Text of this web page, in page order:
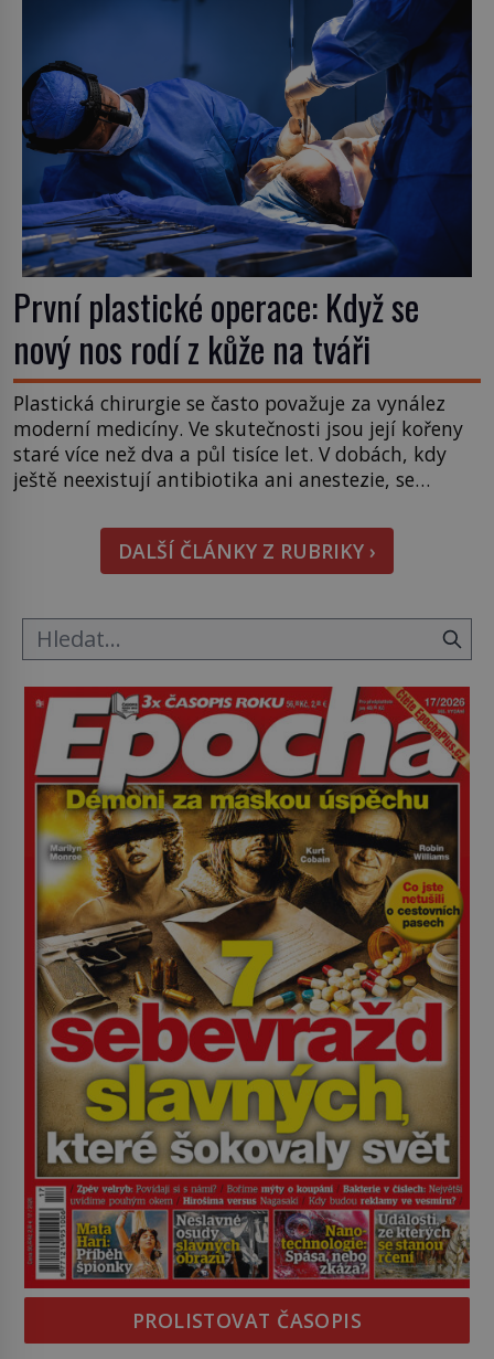
První plastické operace: Když se
nový nos rodí z kůže na tváři
Plastická chirurgie se často považuje za vynález
moderní medicíny. Ve skutečnosti jsou její kořeny
staré více než dva a půl tisíce let. V dobách, kdy
ještě neexistují antibiotika ani anestezie, se
znetvořené válkou, tresty nebo nehodami. Jejich
metody jsou překvapivě promyšlené a některé
principy používají chirurgové dodnes. Úplně první
DALŠÍ ČLÁNKY Z RUBRIKY ›
PROLISTOVAT ČASOPIS